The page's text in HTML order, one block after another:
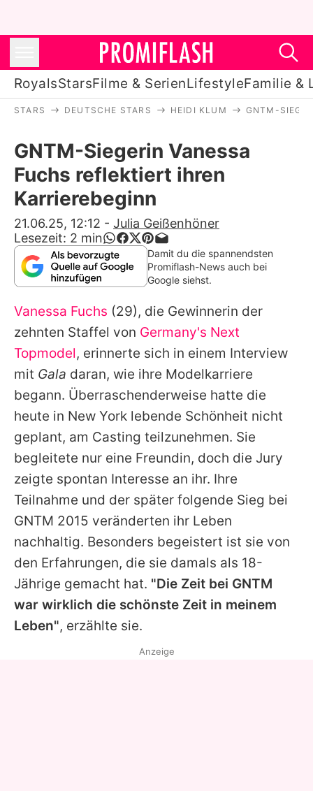
RoyalsStarsFilme & SerienLifestyleFamilie &
Stars
Filme & Serien
Lifestyle
Familie & Liebe
Promiflash Exklusiv
Alle Themen auf Promiflash
Jobs
App runterladen
Team
Redaktionelle Richtlinien
Impressum
Datenschutzerklärung
Utiq verwalten
STARS DEUTSCHE STARS HEIDI KLUM GNTM-
GNTM-Siegerin Vanessa
Fuchs reflektiert ihren
Karrierebeginn
21.06.25, 12:12 - Julia Geißenhöner
Lesezeit: 2 min
Damit du die spannendsten
Promiflash-News auch bei
Google siehst.
Vanessa Fuchs (29), die Gewinnerin der
zehnten Staffel von Germany's Next
Topmodel, erinnerte sich in einem Interview
mit Gala daran, wie ihre Modelkarriere
begann. Überraschenderweise hatte die
heute in New York lebende Schönheit nicht
geplant, am Casting teilzunehmen. Sie
begleitete nur eine Freundin, doch die Jury
zeigte spontan Interesse an ihr. Ihre
Teilnahme und der später folgende Sieg bei
GNTM 2015 veränderten ihr Leben
nachhaltig. Besonders begeistert ist sie von
den Erfahrungen, die sie damals als 18-
Jährige gemacht hat. "Die Zeit bei GNTM
war wirklich die schönste Zeit in meinem
Leben", erzählte sie.
Anzeige